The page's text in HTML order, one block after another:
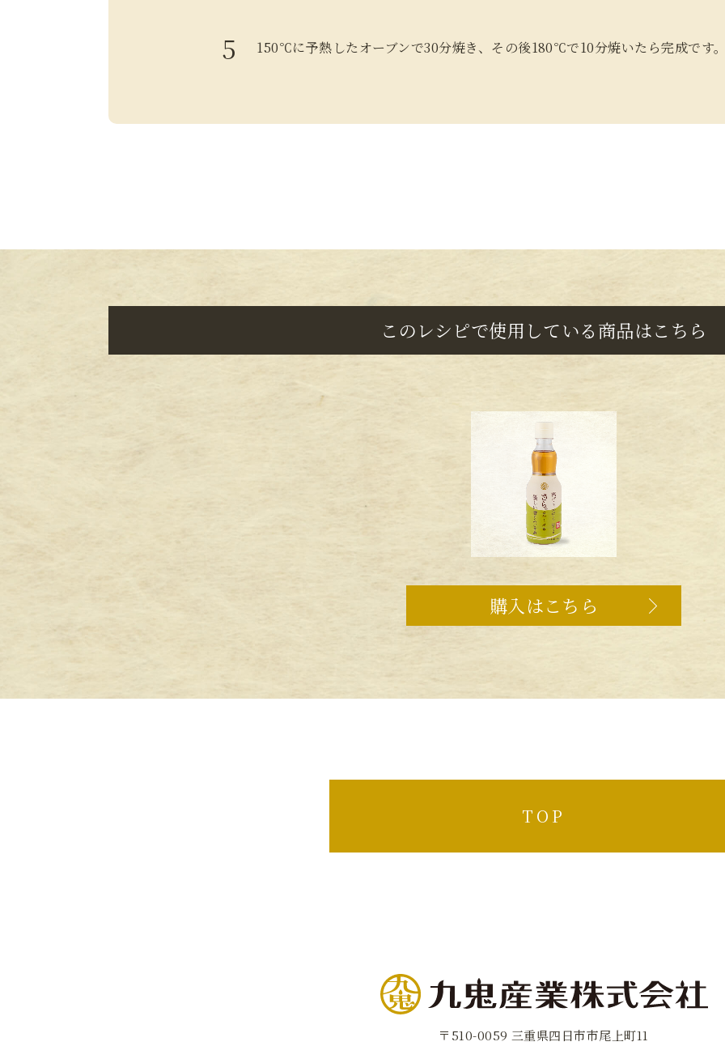
150℃に予熱したオーブンで30分焼き、その後180℃で10分焼いたら完成です
このレシピで使用している商品はこちら
購入はこちら
TOP
〒510-0059 三重県四日市市尾上町11